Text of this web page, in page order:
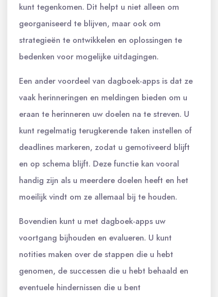
kunt tegenkomen. Dit helpt u niet alleen om
georganiseerd te blijven, maar ook om
strategieën te ontwikkelen en oplossingen te
bedenken voor mogelijke uitdagingen.
Een ander voordeel van dagboek-apps is dat ze
vaak herinneringen en meldingen bieden om u
eraan te herinneren uw doelen na te streven. U
kunt regelmatig terugkerende taken instellen of
deadlines markeren, zodat u gemotiveerd blijft
en op schema blijft. Deze functie kan vooral
handig zijn als u meerdere doelen heeft en het
moeilijk vindt om ze allemaal bij te houden.
Bovendien kunt u met dagboek-apps uw
voortgang bijhouden en evalueren. U kunt
notities maken over de stappen die u hebt
genomen, de successen die u hebt behaald en
eventuele hindernissen die u bent